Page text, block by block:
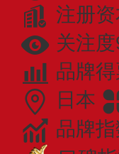
注册
关注
品牌
日本
品牌